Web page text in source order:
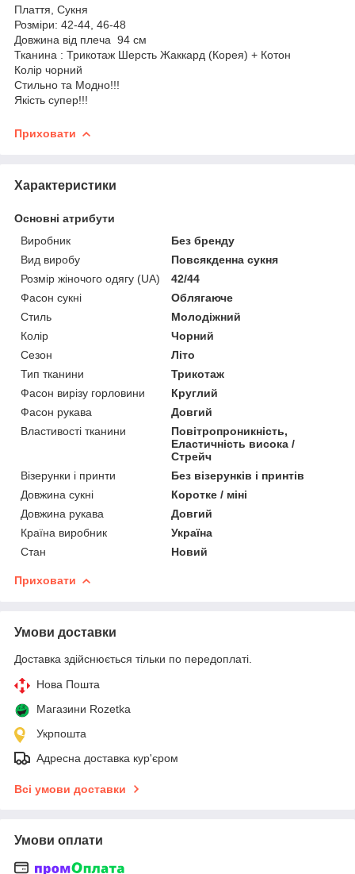
Плаття, Сукня
Розміри: 42-44, 46-48
Довжина від плеча 94 см
Тканина : Трикотаж Шерсть Жаккард (Корея) + Котон
Колір чорний
Стильно та Модно!!!
Якість супер!!!
Приховати
Характеристики
Основні атрибути
Виробник
Без бренду
Вид виробу
Повсякденна сукня
Розмір жіночого одягу (UA)
42/44
Фасон сукні
Облягаюче
Стиль
Молодіжний
Колір
Чорний
Сезон
Літо
Тип тканини
Трикотаж
Фасон вирізу горловини
Круглий
Фасон рукава
Довгий
Властивості тканини
Повітропроникність,
Еластичність висока /
Стрейч
Візерунки і принти
Без візерунків і принтів
Довжина сукні
Коротке / міні
Довжина рукава
Довгий
Країна виробник
Україна
Стан
Новий
Приховати
Умови доставки
Доставка здійснюється тільки по передоплаті.
Нова Пошта
Магазини Rozetka
Укрпошта
Адресна доставка кур'єром
Всі умови доставки
Умови оплати